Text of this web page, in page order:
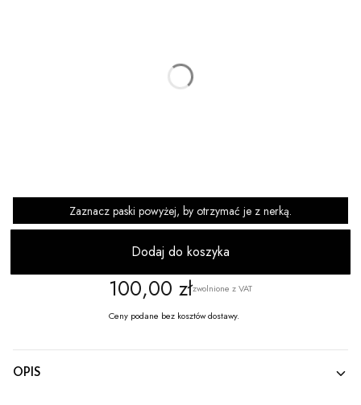
Zaznacz paski powyżej, by otrzymać je z nerką.
Dodaj do koszyka
Cena
100,00 złzwolnione z VAT
Ceny podane bez kosztów dostawy.
OPIS